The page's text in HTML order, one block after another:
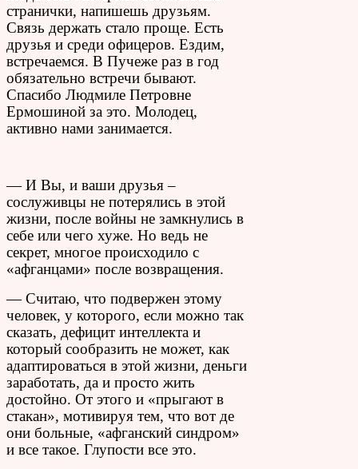
странички, напишешь друзьям.
Связь держать стало проще. Есть
друзья и среди офицеров. Ездим,
встречаемся. В Пучеже раз в год
обязательно встречи бывают.
Спасибо Людмиле Петровне
Ермошиной за это. Молодец,
активно нами занимается.
— И Вы, и ваши друзья –
сослуживцы не потерялись в этой
жизни, после войны не замкнулись в
себе или чего хуже. Но ведь не
секрет, многое происходило с
«афганцами» после возвращения.
— Считаю, что подвержен этому
человек, у которого, если можно так
сказать, дефицит интеллекта и
который сообразить не может, как
адаптироваться в этой жизни, деньги
заработать, да и просто жить
достойно. От этого и «прыгают в
стакан», мотивируя тем, что вот де
они больные, «афганский синдром»
и все такое. Глупости все это.